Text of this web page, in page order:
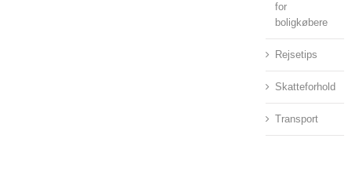
for
boligkøbere
Rejsetips
Skatteforhold
Transport